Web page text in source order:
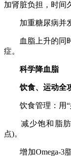
加肾脏负担，时间
加重糖尿病并
血脂上升的同时
症。
科学降血脂
饮食、运动全
饮食管理：用“
减少饱和脂肪(
点)。
增加Omega-3脂